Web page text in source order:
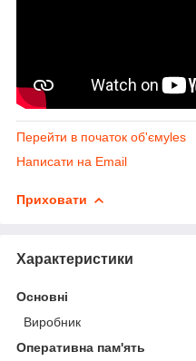
Перейти в початок об'ємуles
Написати на Email
Приховати
Характеристики
Основні
Виробник
Оперативна пам'ять